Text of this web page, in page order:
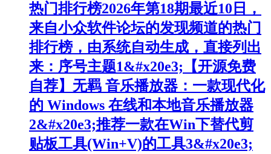
热门排行榜2026年第18期最近10日，
来自小众软件论坛的发现频道的热门
排行榜，由系统自动生成，直接列出
来：序号主题1&#x20e3;【开源免费
自荐】无羁 音乐播放器：一款现代化
的 Windows 在线和本地音乐播放器
2&#x20e3;推荐一款在Win下替代剪
贴板工具(Win+V)的工具3&#x20e3;